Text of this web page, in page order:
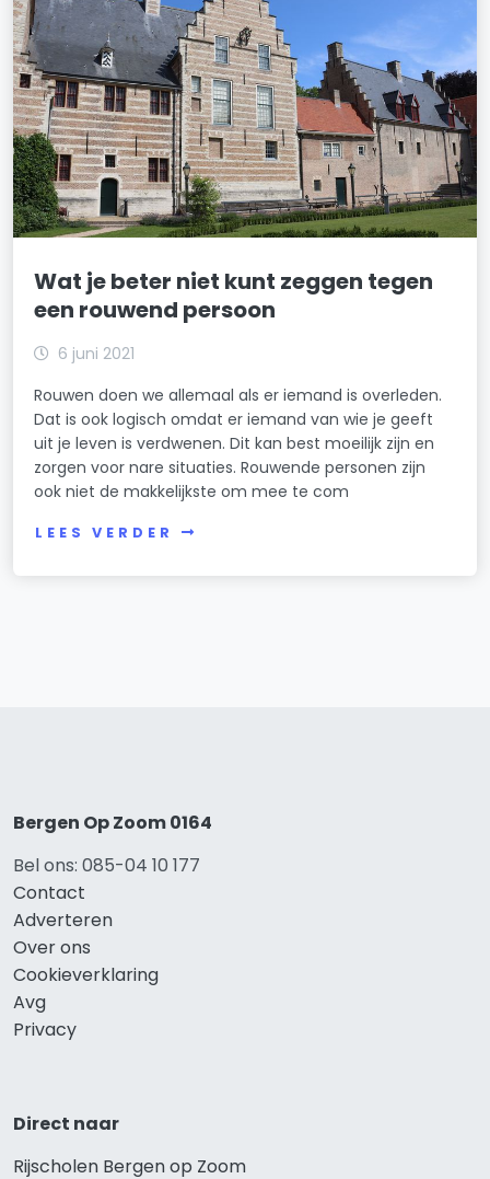
Wat je beter niet kunt zeggen tegen
een rouwend persoon
6 juni 2021
Rouwen doen we allemaal als er iemand is overleden.
Dat is ook logisch omdat er iemand van wie je geeft
uit je leven is verdwenen. Dit kan best moeilijk zijn en
zorgen voor nare situaties. Rouwende personen zijn
ook niet de makkelijkste om mee te com
LEES VERDER
Bergen Op Zoom 0164
Bel ons: 085-04 10 177
Contact
Adverteren
Over ons
Cookieverklaring
Avg
Privacy
Direct naar
Rijscholen Bergen op Zoom